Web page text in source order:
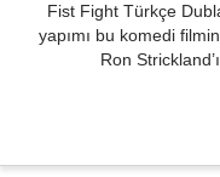
Fist Fight Türkçe
yapımı bu komedi
Ron